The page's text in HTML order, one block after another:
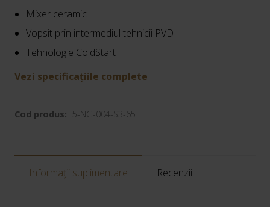
Mixer ceramic
Vopsit prin intermediul tehnicii PVD
Tehnologie ColdStart
Vezi specificațiile complete
Cod produs: 5-NG-004-S3-65
Informații suplimentare Recenzii